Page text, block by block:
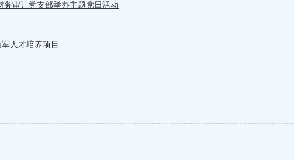
审计党支部举办主题党日活动
人才培养项目